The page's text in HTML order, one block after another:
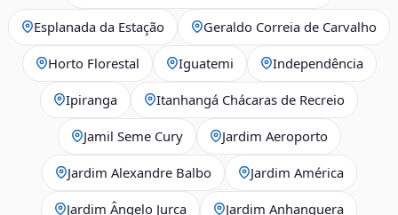
Esplanada da Estação Geraldo Correia de Carvalho
Horto Florestal Iguatemi Independência
Ipiranga Itanhangá Chácaras de Recreio
Jamil Seme Cury Jardim Aeroporto
Jardim Alexandre Balbo Jardim América
Jardim Ângelo Jurca Jardim Anhanguera